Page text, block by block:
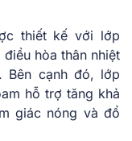
thiết kế với lớp
hòa thân nhiệt
Bên cạnh đó, lớp
hỗ trợ tăng khả
giác nóng và đổ